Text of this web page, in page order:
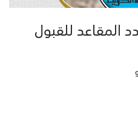
المقاعد للقبول